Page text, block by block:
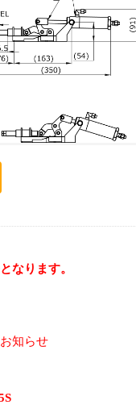
なります。
知らせ